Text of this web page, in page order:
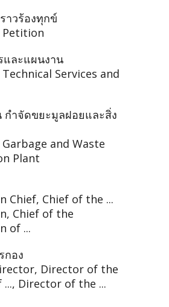
าวร้องทุกข์
Petition
และแผนงาน
Services and
กำจัดขยะมูลฝอยและสิ่ง
and Waste
Plant
Chief, Chief of the ...
Chief of the
of ...
กอง
Director of the
..., Director of the ...